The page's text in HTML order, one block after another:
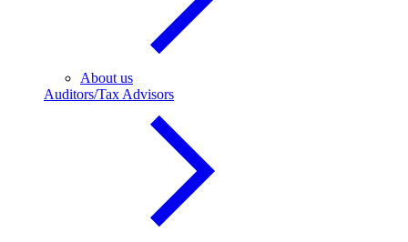
About us
Auditors/Tax Advisors